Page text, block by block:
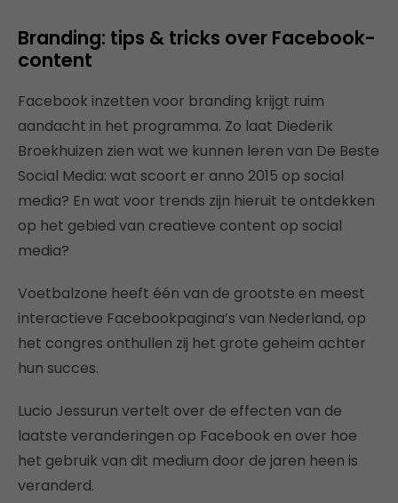
Branding: tips & tricks over Facebook-
content
Facebook inzetten voor branding krijgt ruim
aandacht in het programma. Zo laat Diederik
Broekhuizen zien wat we kunnen leren van De Beste
Social Media: wat scoort er anno 2015 op social
media? En wat voor trends zijn hieruit te ontdekken
op het gebied van creatieve content op social
media?
Voetbalzone heeft één van de grootste en meest
interactieve Facebookpagina’s van Nederland, op
het congres onthullen zij het grote geheim achter
hun succes.
Lucio Jessurun vertelt over de effecten van de
laatste veranderingen op Facebook en over hoe
het gebruik van dit medium door de jaren heen is
veranderd.